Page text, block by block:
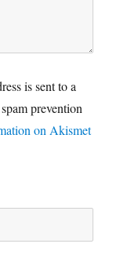
is sent to a
prevention
on Akismet